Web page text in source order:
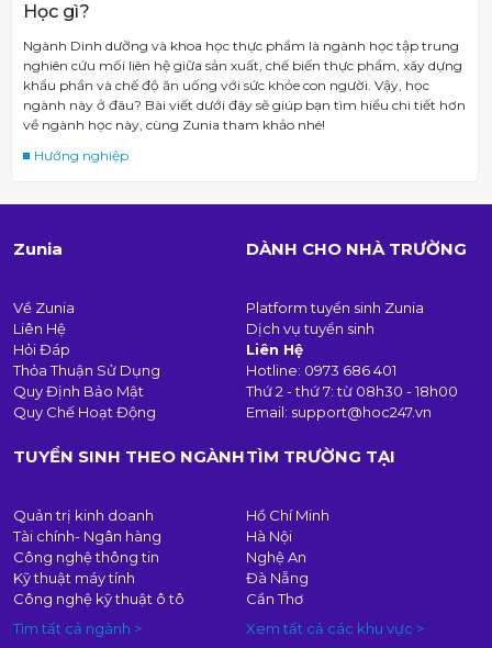
Học gì?
Ngành Dinh dưỡng và khoa học thực phẩm là ngành học tập trung
nghiên cứu mối liên hệ giữa sản xuất, chế biến thực phẩm, xây dựng
khẩu phần và chế độ ăn uống với sức khỏe con người. Vậy, học
ngành này ở đâu? Bài viết dưới đây sẽ giúp bạn tìm hiểu chi tiết hơn
về ngành học này, cùng Zunia tham khảo nhé!
Hướng nghiệp
Zunia
Về Zunia
Liên Hệ
Hỏi Đáp
Thỏa Thuận Sử Dụng
Quy Định Bảo Mật
Quy Chế Hoạt Động
DÀNH CHO NHÀ TRƯỜNG
Platform tuyển sinh Zunia
Dịch vụ tuyển sinh
Liên Hệ
Hotline: 0973 686 401
Thứ 2 - thứ 7: từ 08h30 - 18h00
Email: support@hoc247.vn
TUYỂN SINH THEO NGÀNH
Quản trị kinh doanh
Tài chính- Ngân hàng
Công nghệ thông tin
Kỹ thuật máy tính
Công nghệ kỹ thuật ô tô
Tìm tất cả ngành >
TÌM TRƯỜNG TẠI
Hồ Chí Minh
Hà Nội
Nghệ An
Đà Nẵng
Cần Thơ
Xem tất cả các khu vực >